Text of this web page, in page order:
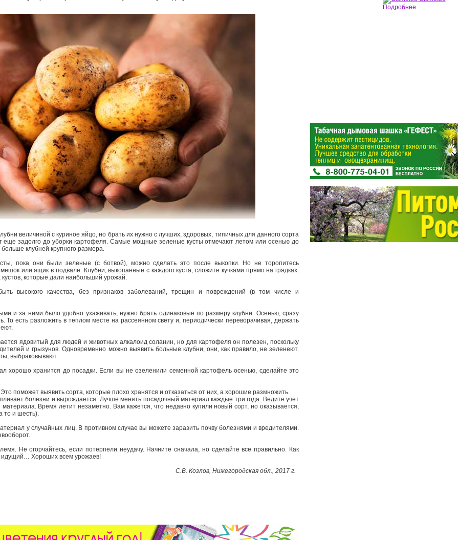
величиной с куриное яйцо, но брать их нужно с лучших, здоровых, типичных для данного сорта
еще задолго до уборки картофеля. Самые мощные зеленые кусты отмечают летом или осенью до
клубней крупного размера.
пока они были зеленые (с ботвой), можно сделать это после выкопки. Но не торопитесь
или ящик в подвале. Клубни, выкопанные с каждого куста, сложите кучками прямо на грядках.
кустов, которые дали наибольший урожай.
высокого качества, без признаков заболеваний, трещин и повреждений (в том числе и
и за ними было удобно ухаживать, нужно брать одинаковые по размеру клубни. Осенью, сразу
То есть разложить в теплом месте на рассеянном свету и, периодически переворачивая, держать
ядовитый для людей и животных алкалоид соланин, но для картофеля он полезен, поскольку
и грызунов. Одновременно можно выявить больные клубни, они, как правило, не зеленеют.
выбраковывают.
хорошо хранится до посадки. Если вы не озеленили семенной картофель осенью, сделайте это
поможет выявить сорта, которые плохо хранятся и отказаться от них, а хорошие размножить.
болезни и вырождается. Лучше менять посадочный материал каждые три года. Ведите учет
материала. Время летит незаметно. Вам кажется, что недавно купили новый сорт, но оказывается,
то и шесть).
у случайных лиц. В противном случае вы можете заразить почву болезнями и вредителями.
Не огорчайтесь, если потерпели неудачу. Начните сначала, но сделайте все правильно. Как
идущий… Хороших всем урожаев!
С.В. Козлов, Нижегородская обл., 2017 г.
Подробнее